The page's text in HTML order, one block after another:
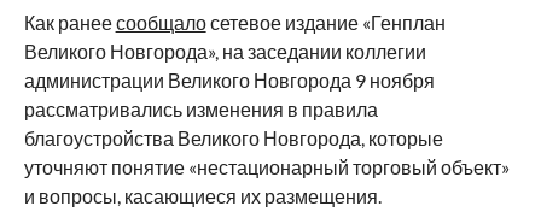
Как ранеесообщалосетевое издание «Генплан
Великого Новгорода», на заседании коллегии
администрации Великого Новгорода 9 ноября
рассматривались изменения в правила
благоустройства Великого Новгорода, которые
уточняют понятие «нестационарный торговый объект»
и вопросы, касающиеся их размещения.